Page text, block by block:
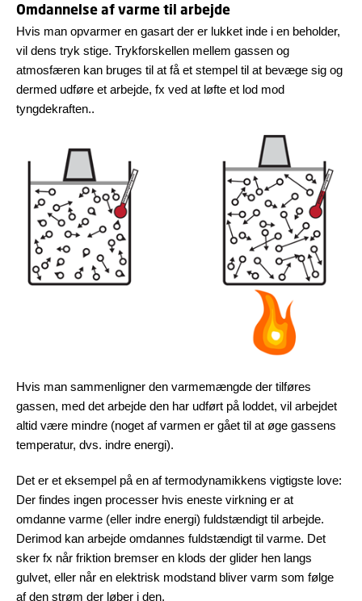
Omdannelse af varme til arbejde
Hvis man opvarmer en gasart der er lukket inde i en beholder,
vil dens tryk stige. Trykforskellen mellem gassen og
atmosfæren kan bruges til at få et stempel til at bevæge sig og
dermed udføre et arbejde, fx ved at løfte et lod mod
tyngdekraften..
Hvis man sammenligner den varmemængde der tilføres
gassen, med det arbejde den har udført på loddet, vil arbejdet
altid være mindre (noget af varmen er gået til at øge gassens
temperatur, dvs. indre energi).
Det er et eksempel på en af termodynamikkens vigtigste love:
Der findes ingen processer hvis eneste virkning er at
omdanne varme (eller indre energi) fuldstændigt til arbejde.
Derimod kan arbejde omdannes fuldstændigt til varme. Det
sker fx når friktion bremser en klods der glider hen langs
gulvet, eller når en elektrisk modstand bliver varm som følge
af den strøm der løber i den.